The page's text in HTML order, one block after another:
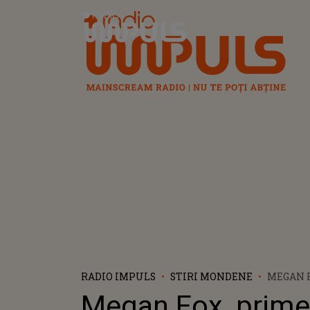
Radio Impuls
RADIO IMPULS STIRI MONDENE
MEGAN
DE